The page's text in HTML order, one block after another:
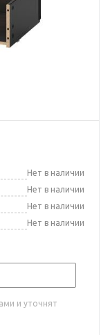
Нет в наличии
Нет в наличии
Нет в наличии
Нет в наличии
и уточнят